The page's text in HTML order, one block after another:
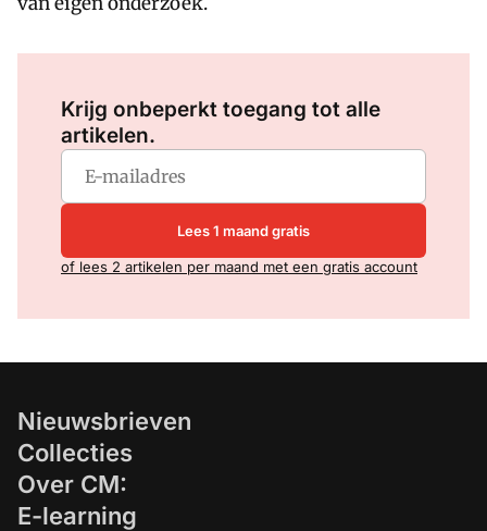
Krijg onbeperkt toegang tot alle
artikelen.
Lees 1 maand gratis
of lees 2 artikelen per maand met een gratis account
Nieuwsbrieven
Collecties
Over CM:
E-learning